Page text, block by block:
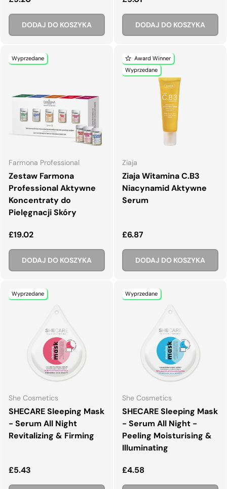
DODAJ DO KOSZYKA DODAJ DO KOSZYKA
Wyprzedane
Farmona Professional
Zestaw Farmona
Professional Aktywne
Koncentraty do
Pielęgnacji Skóry
Normalna cena
£19.02
DODAJ DO KOSZYKA
Award Winner
Wyprzedane
Ziaja
Ziaja Witamina C.B3
Niacynamid Aktywne
Serum
Normalna cena
£6.87
DODAJ DO KOSZYKA
Wyprzedane
She Cosmetics
SHECARE Sleeping Mask
- Serum All Night
Revitalizing & Firming
Normalna cena
£5.43
Wyprzedane
She Cosmetics
SHECARE Sleeping Mask
- Serum All Night -
Peeling Moisturising &
Illuminating
Normalna cena
£4.58